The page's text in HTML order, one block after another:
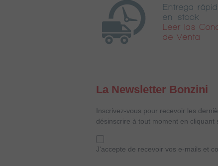
Entrega
en stock
Leer las
de Venta
La Newsletter Bonzini
Inscrivez-vous pour recevoir les
désinscrire à tout moment en cliquant
J'accepte de recevoir vos e-mails et